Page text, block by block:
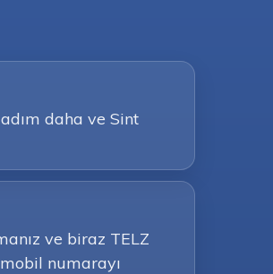
daha ve Sint
ve biraz TELZ
numarayı